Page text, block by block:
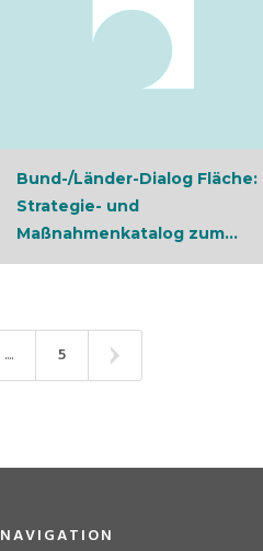
Bund-/Länder-Dialog Fläche:
Strategie- und
Maßnahmenkatalog zum...
.... 5
NAVIGATION